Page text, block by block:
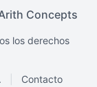
Concepts
los derechos
Contacto